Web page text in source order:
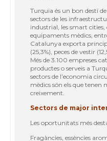
Turquia és un bon destí
sectors de les
industrial, les smart
equipaments mèdics,
Catalunya exporta
(25,3%), peces de vestir
Més de 3.100 empreses
productes o serveis a
sectors de l’economia
mèdics són els que tenen
creixement.
Sectors de major
Les oportunitats més
Fragàncies, essències